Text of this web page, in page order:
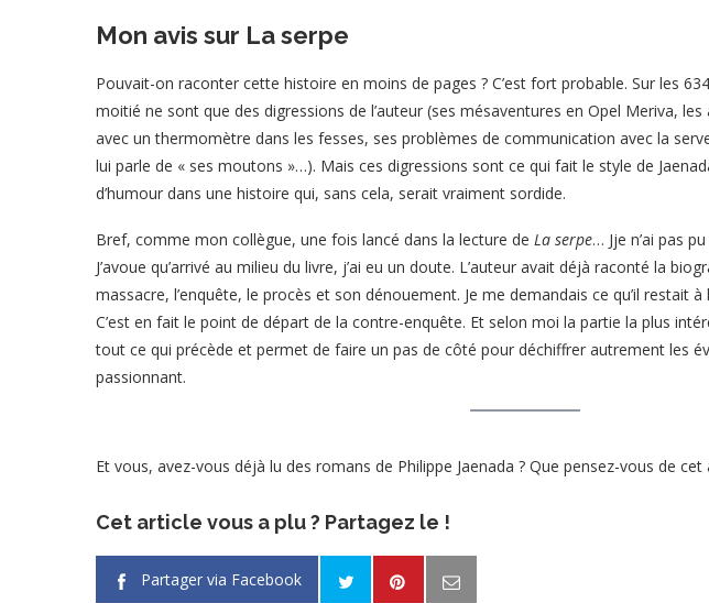
Mon avis sur La serpe
Pouvait-on raconter cette histoire en moins de pages ? C’est fort probable. Sur les
moitié ne sont que des digressions de l’auteur (ses mésaventures en Opel Meriva,
avec un thermomètre dans les fesses, ses problèmes de communication avec la
lui parle de « ses moutons »…). Mais ces digressions sont ce qui fait le style de
d’humour dans une histoire qui, sans cela, serait vraiment sordide.
Bref, comme mon collègue, une fois lancé dans la lecture de La serpe… Jje n’ai pas
J’avoue qu’arrivé au milieu du livre, j’ai eu un doute. L’auteur avait déjà raconté la
massacre, l’enquête, le procès et son dénouement. Je me demandais ce qu’il restait
C’est en fait le point de départ de la contre-enquête. Et selon moi la partie la plus
tout ce qui précède et permet de faire un pas de côté pour déchiffrer autrement les
passionnant.
Et vous, avez-vous déjà lu des romans de Philippe Jaenada ? Que pensez-vous de
Cet article vous a plu ? Partagez le !
Partager via Facebook